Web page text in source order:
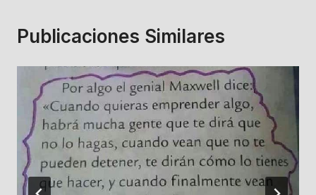
Publicaciones Similares